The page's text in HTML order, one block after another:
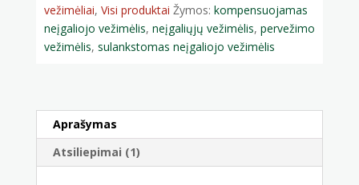
vežimėliai, Visi produktai Žymos: kompensuojamas
neįgaliojo vežimėlis, neįgaliųjų vežimėlis, pervežimo
vežimėlis, sulankstomas neįgaliojo vežimėlis
Aprašymas
Atsiliepimai (1)